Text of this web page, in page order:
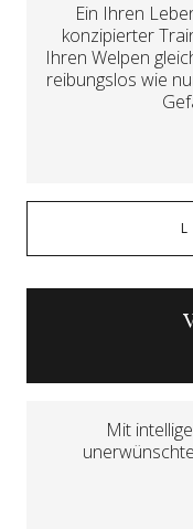
Ein Ihren
konzipierter
Ihren Welpen
reibungslos wie
Mit